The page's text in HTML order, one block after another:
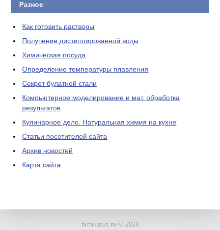
Разное
Как готовить растворы
Получение дистиллированной воды
Химическая посуда
Определение температуры плавления
Секрет булатной стали
Компьютерное моделирование и мат. обработка
результатов
Кулинарное дело. Натуральная химия на кухне
Статьи посетителей сайта
Архив новостей
Карта сайта
himikatus.ru © 2024